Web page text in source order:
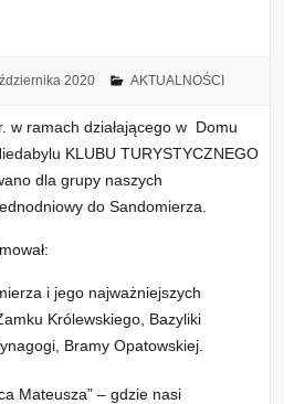
2020 AKTUALNOŚCI
w ramach działającego w Domu
KLUBU TURYSTYCZNEGO
dla grupy naszych
do Sandomierza.
i jego najważniejszych
Królewskiego, Bazyliki
Bramy Opatowskiej.
Mateusza” – gdzie nasi